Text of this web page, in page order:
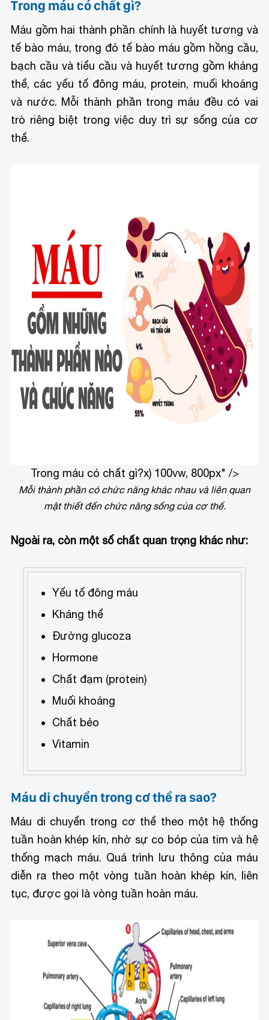
Trong máu có chất gì?
Máu gồm hai thành phần chính là huyết tương và
tế bào máu, trong đó tế bào máu gồm hồng cầu,
bạch cầu và tiểu cầu và huyết tương gồm kháng
thể, các yếu tố đông máu, protein, muối khoáng
và nước. Mỗi thành phần trong máu đều có vai
trò riêng biệt trong việc duy trì sự sống của cơ
thể.
Trong máu có chất gì?x) 100vw, 800px" />
Mỗi thành phần có chức năng khác nhau và liên quan
mật thiết đến chức năng sống của cơ thể.
Ngoài ra, còn một sốchất quan trọng khác như:
Yếu tố đông máu
Kháng thể
Đường glucoza
Hormone
Chất đạm (protein)
Muối khoáng
Chất béo
Vitamin
Máu di chuyển trong cơ thể ra sao?
Máu di chuyển trong cơ thể theo một hệ thống
tuần hoàn khép kín, nhờ sự co bóp của tim và hệ
thống mạch máu. Quá trình lưu thông của máu
diễn ra theo một vòng tuần hoàn khép kín, liên
tục, được gọi là vòng tuần hoàn máu.